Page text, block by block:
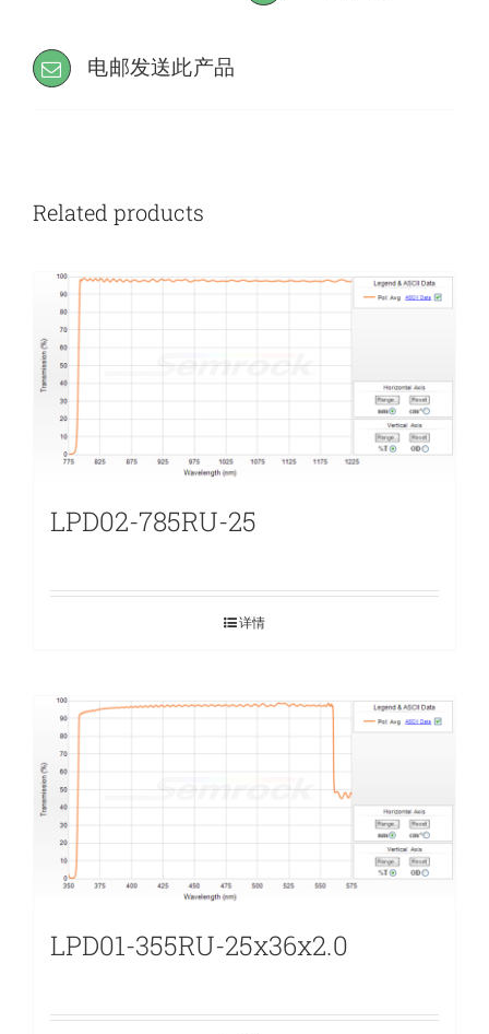
电邮发送此产品
Related products
LPD02-785RU-25
详情
LPD01-355RU-25x36x2.0